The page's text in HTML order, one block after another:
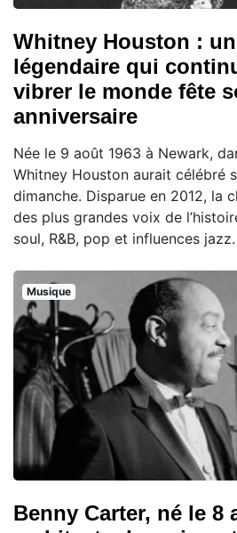
Whitney Houston :
légendaire qui
vibrer le monde fête
anniversaire
Née le 9 août 1963 à Newark,
Whitney Houston aurait célébré
dimanche. Disparue en 2012, la
des plus grandes voix de
soul, R&B, pop et influences jazz.
Musique
Benny Carter, né le 8